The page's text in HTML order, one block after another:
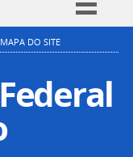
Simplifique!
Participe
à informação
Legislação
MAPA DO SITE